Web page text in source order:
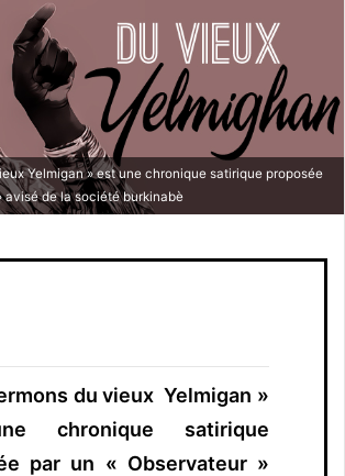
Yelmigan » est une chronique satirique proposée
avisé de la société burkinabè
du vieux Yelmigan »
chronique satirique
par un « Observateur »